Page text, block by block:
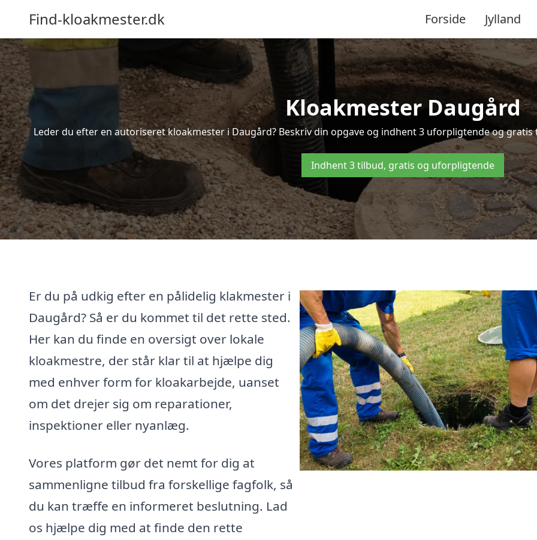
Find-kloakmester.dk Forside Jylland
Kloakmester Daugård
Leder du efter en autoriseret kloakmester i Daugård? Beskriv din opgave og indhent 3 uforpligtende og
Indhent 3 tilbud, gratis og uforpligtende
Er du på udkig efter en pålidelig klakmester i
Daugård? Så er du kommet til det rette sted.
Her kan du finde en oversigt over lokale
kloakmestre, der står klar til at hjælpe dig
med enhver form for kloakarbejde, uanset
om det drejer sig om reparationer,
inspektioner eller nyanlæg.
Vores platform gør det nemt for dig at
sammenligne tilbud fra forskellige fagfolk, så
du kan træffe en informeret beslutning. Lad
os hjælpe dig med at finde den rette